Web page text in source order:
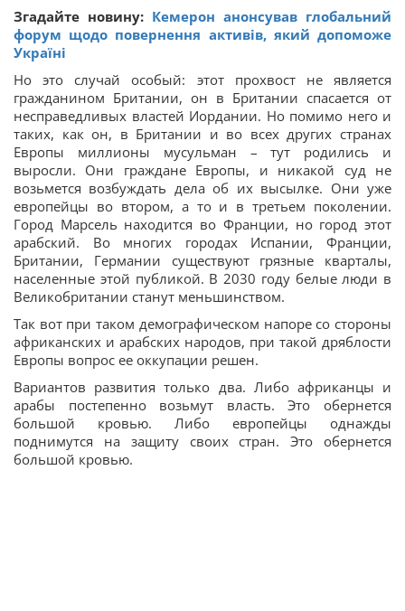
Згадайте новину: Кемерон анонсував глобальний
форум щодо повернення активів, який допоможе
Україні
Но это случай особый: этот прохвост не является
гражданином Британии, он в Британии спасается от
несправедливых властей Иордании. Но помимо него и
таких, как он, в Британии и во всех других странах
Европы миллионы мусульман – тут родились и
выросли. Они граждане Европы, и никакой суд не
возьмется возбуждать дела об их высылке. Они уже
европейцы во втором, а то и в третьем поколении.
Город Марсель находится во Франции, но город этот
арабский. Во многих городах Испании, Франции,
Британии, Германии существуют грязные кварталы,
населенные этой публикой. В 2030 году белые люди в
Великобритании станут меньшинством.
Так вот при таком демографическом напоре со стороны
африканских и арабских народов, при такой дряблости
Европы вопрос ее оккупации решен.
Вариантов развития только два. Либо африканцы и
арабы постепенно возьмут власть. Это обернется
большой кровью. Либо европейцы однажды
поднимутся на защиту своих стран. Это обернется
большой кровью.